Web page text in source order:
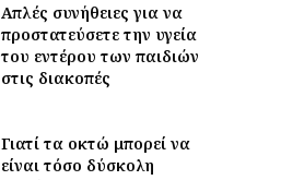
Απλές συνήθειες για να
προστατεύσετε την υγεία
του εντέρου των παιδιών
στις διακοπές
Γιατί τα οκτώ μπορεί να
είναι τόσο δύσκολη